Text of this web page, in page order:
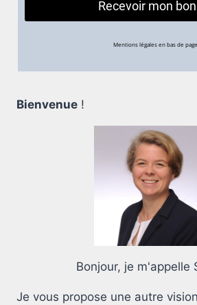
Bienvenue !
Bonjour, je m'appelle
Je vous propose une autre